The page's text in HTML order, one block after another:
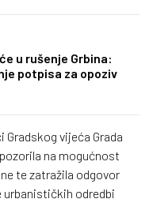
u rušenje Grbina:
potpisa za opoziv
vijeća Grada
na mogućnost
te zatražila odgovor
urbanističkih odredbi